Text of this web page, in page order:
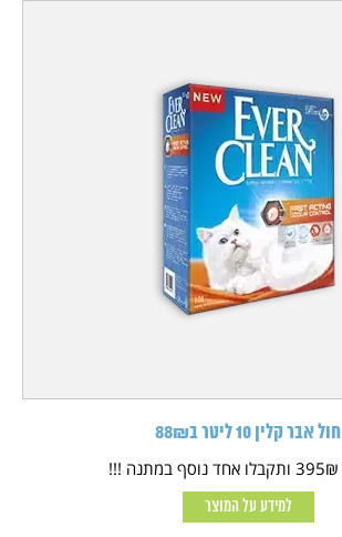
חול אבר קלין 10 ליטר ב88₪
למידע על המוצר